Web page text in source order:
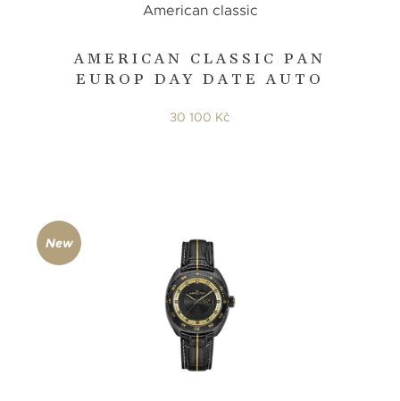
AMERICAN CLASSIC PAN
EUROP DAY DATE AUTO
American classic
30 100 Kč
New